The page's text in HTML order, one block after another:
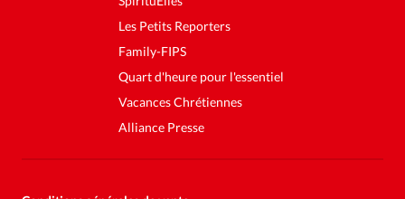
Les Petits Reporters
Family-FIPS
Quart d'heure pour l'essentiel
Vacances Chrétiennes
Alliance Presse